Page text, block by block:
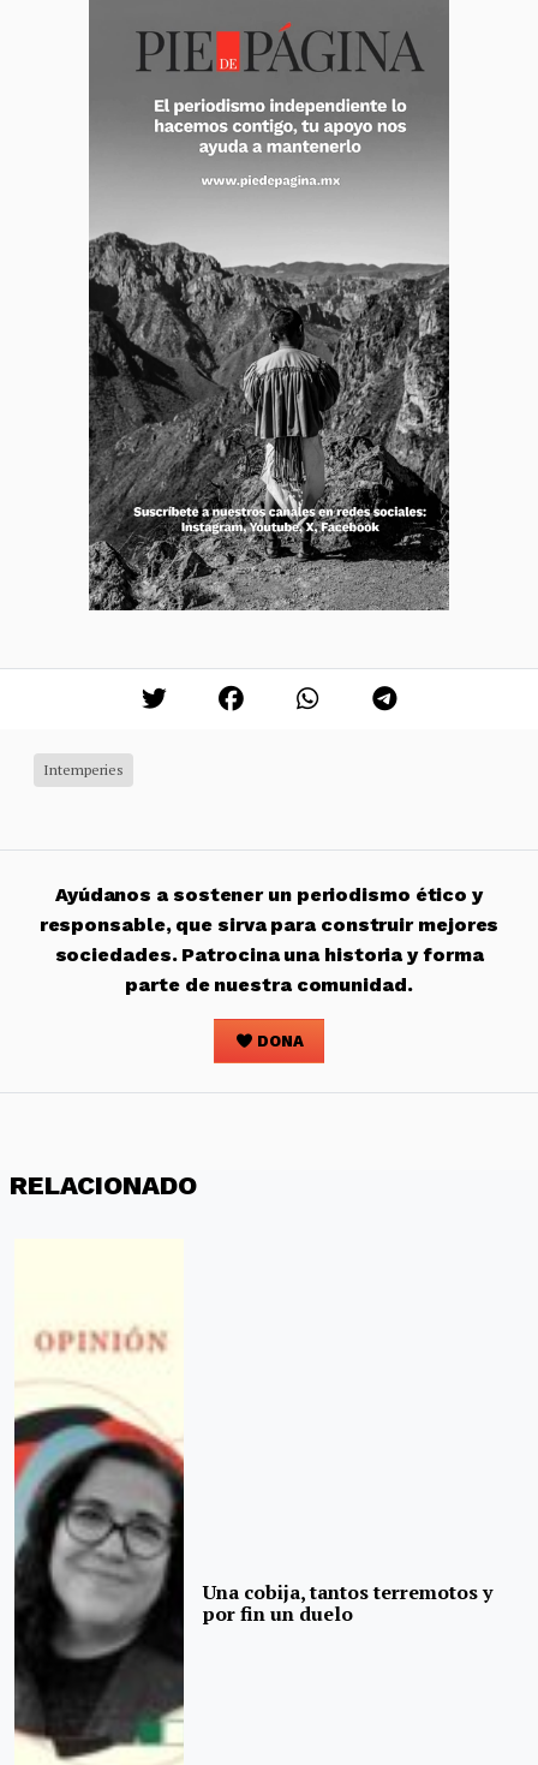
Intemperies
Ayúdanos a sostener un periodismo ético y
responsable, que sirva para construir mejores
sociedades. Patrocina una historia y forma
parte de nuestra comunidad.
DONA
RELACIONADO
Una cobija, tantos terremotos y
por fin un duelo